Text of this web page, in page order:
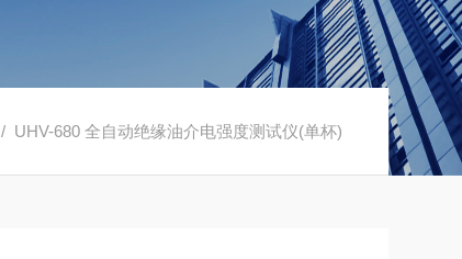
/ UHV-680 全自动绝缘油介电强度测试仪(单杯)